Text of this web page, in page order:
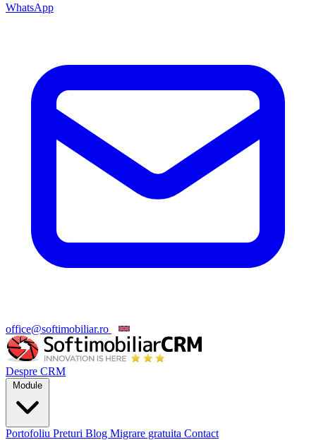
WhatsApp
office@softimobiliar.ro
Despre CRM
Module
Portofoliu Preturi Blog Migrare gratuita Contact